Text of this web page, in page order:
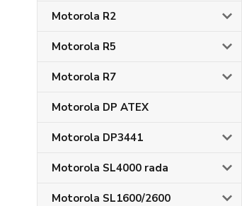
Motorola R2
Motorola R5
Motorola R7
Motorola DP ATEX
Motorola DP3441
Motorola SL4000 rada
Motorola SL1600/2600